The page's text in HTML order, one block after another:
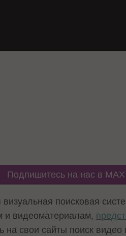
Подпишитесь на нас в MAX
поисковая
и видеоматериалам,
свои сайты поиск видео